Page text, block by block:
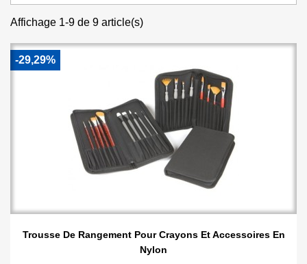
Affichage 1-9 de 9 article(s)
Trousse De Rangement Pour Crayons Et Accessoires En
Nylon
-29,29%